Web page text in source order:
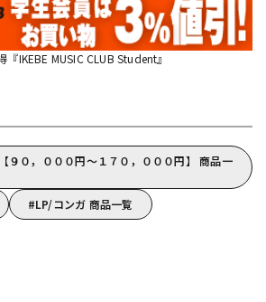
IKEBE MUSIC CLUB Student』
９０，０００円～１７０，０００円】 商品一
LP/コンガ 商品一覧